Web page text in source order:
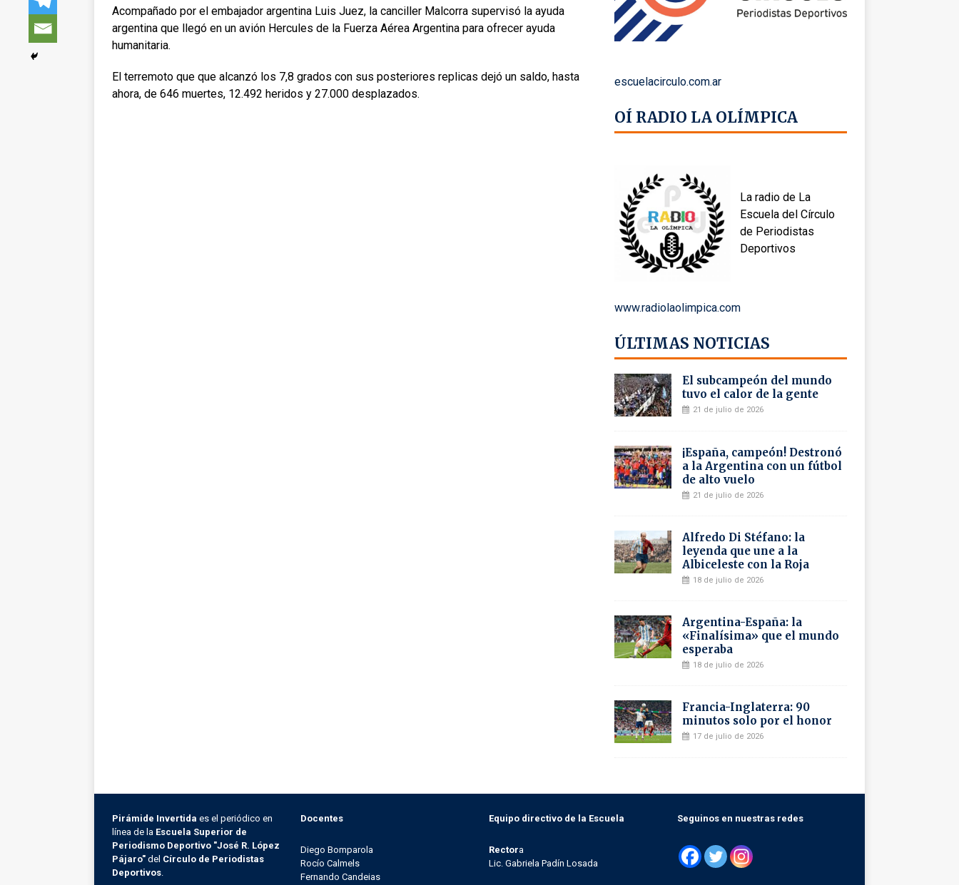
Acompañado por el embajador argentina Luis Juez, la canciller Malcorra supervisó la ayuda
argentina que llegó en un avión Hercules de la Fuerza Aérea Argentina para ofrecer ayuda
humanitaria.
El terremoto que que alcanzó los 7,8 grados con sus posteriores replicas dejó un saldo, hasta
ahora, de 646 muertes, 12.492 heridos y 27.000 desplazados.
escuelacirculo.com.ar
OÍ RADIO LA OLÍMPICA
La radio de La
Escuela del Círculo
de Periodistas
Deportivos
www.radiolaolimpica.com
ÚLTIMAS NOTICIAS
El subcampeón del mundo
tuvo el calor de la gente
21 de julio de 2026
¡España, campeón! Destronó
a la Argentina con un fútbol
de alto vuelo
21 de julio de 2026
Alfredo Di Stéfano: la
leyenda que une a la
Albiceleste con la Roja
18 de julio de 2026
Argentina-España: la
«Finalísima» que el mundo
esperaba
18 de julio de 2026
Francia-Inglaterra: 90
minutos solo por el honor
17 de julio de 2026
Pirámide Invertida es el periódico en
línea de la Escuela Superior de
Periodismo Deportivo "José R. López
Pájaro" del Círculo de Periodistas
Deportivos
Docentes
Diego Bomparola
Rocío Calmels
Fernando Candeias
Equipo directivo de la Escuela
Rectora
Lic. Gabriela Padín Losada
Seguinos en nuestras redes